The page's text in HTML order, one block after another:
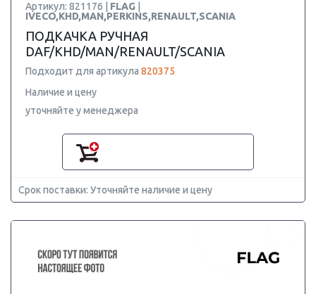
Артикул: 821176 | FLAG
IVECO,KHD,MAN,PERKINS,RENAULT,SCANIA
ПОДКАЧКА РУЧНАЯ
DAF/KHD/MAN/RENAULT/SCANIA
Подходит для артикула 820375
Наличие и цену
уточняйте у менеджера
Срок поставки: Уточняйте наличие и цену